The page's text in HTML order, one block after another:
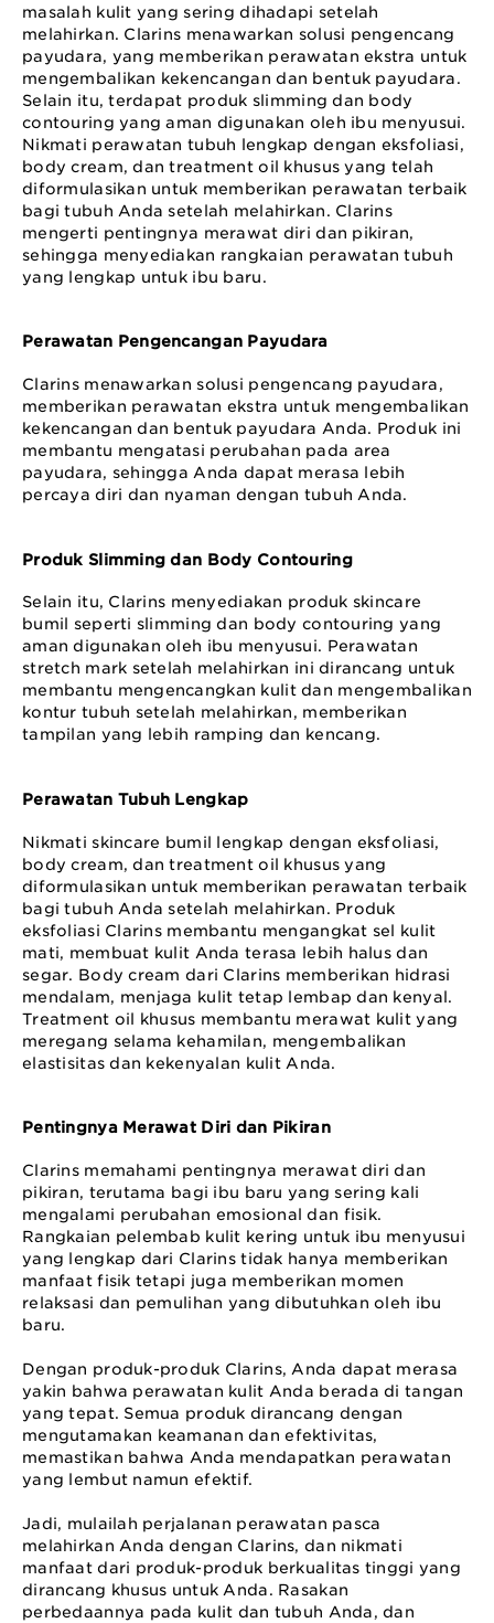
masalah kulit yang sering dihadapi setelah
melahirkan. Clarins menawarkan solusi pengencang
payudara, yang memberikan perawatan ekstra untuk
mengembalikan kekencangan dan bentuk payudara.
Selain itu, terdapat produk slimming dan body
contouring yang aman digunakan oleh ibu menyusui.
Nikmati perawatan tubuh lengkap dengan eksfoliasi,
body cream, dan treatment oil khusus yang telah
diformulasikan untuk memberikan perawatan terbaik
bagi tubuh Anda setelah melahirkan. Clarins
mengerti pentingnya merawat diri dan pikiran,
sehingga menyediakan rangkaian perawatan tubuh
yang lengkap untuk ibu baru.
Perawatan Pengencangan Payudara
Clarins menawarkan solusi pengencang payudara,
memberikan perawatan ekstra untuk mengembalikan
kekencangan dan bentuk payudara Anda. Produk ini
membantu mengatasi perubahan pada area
payudara, sehingga Anda dapat merasa lebih
percaya diri dan nyaman dengan tubuh Anda.
Produk Slimming dan Body Contouring
Selain itu, Clarins menyediakan produk skincare
bumil seperti slimming dan body contouring yang
aman digunakan oleh ibu menyusui. Perawatan
stretch mark setelah melahirkan ini dirancang untuk
membantu mengencangkan kulit dan mengembalikan
kontur tubuh setelah melahirkan, memberikan
tampilan yang lebih ramping dan kencang.
Perawatan Tubuh Lengkap
Nikmati skincare bumil lengkap dengan eksfoliasi,
body cream, dan treatment oil khusus yang
diformulasikan untuk memberikan perawatan terbaik
bagi tubuh Anda setelah melahirkan. Produk
eksfoliasi Clarins membantu mengangkat sel kulit
mati, membuat kulit Anda terasa lebih halus dan
segar. Body cream dari Clarins memberikan hidrasi
mendalam, menjaga kulit tetap lembap dan kenyal.
Treatment oil khusus membantu merawat kulit yang
meregang selama kehamilan, mengembalikan
elastisitas dan kekenyalan kulit Anda.
Pentingnya Merawat Diri dan Pikiran
Clarins memahami pentingnya merawat diri dan
pikiran, terutama bagi ibu baru yang sering kali
mengalami perubahan emosional dan fisik.
Rangkaian pelembab kulit kering untuk ibu menyusui
yang lengkap dari Clarins tidak hanya memberikan
manfaat fisik tetapi juga memberikan momen
relaksasi dan pemulihan yang dibutuhkan oleh ibu
baru.
Dengan produk-produk Clarins, Anda dapat merasa
yakin bahwa perawatan kulit Anda berada di tangan
yang tepat. Semua produk dirancang dengan
mengutamakan keamanan dan efektivitas,
memastikan bahwa Anda mendapatkan perawatan
yang lembut namun efektif.
Jadi, mulailah perjalanan perawatan pasca
melahirkan Anda dengan Clarins, dan nikmati
manfaat dari produk-produk berkualitas tinggi yang
dirancang khusus untuk Anda. Rasakan
perbedaannya pada kulit dan tubuh Anda, dan